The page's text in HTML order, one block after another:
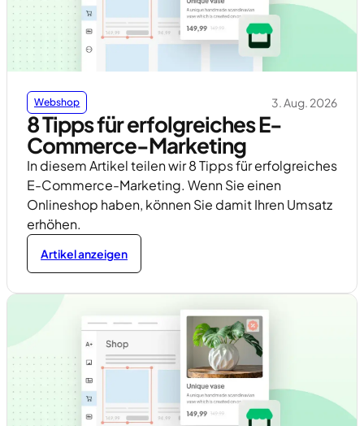
Webshop 3. Aug. 2026
8 Tipps für erfolgreiches E-
Commerce-Marketing
In diesem Artikel teilen wir 8 Tipps für erfolgreiches
E-Commerce-Marketing. Wenn Sie einen
Onlineshop haben, können Sie damit Ihren Umsatz
erhöhen.
Artikel anzeigen